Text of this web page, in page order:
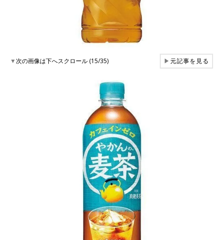
▼次の画像は下へスクロール (15/35) ▶元記事を見る